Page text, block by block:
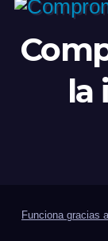
la
Funciona gracias